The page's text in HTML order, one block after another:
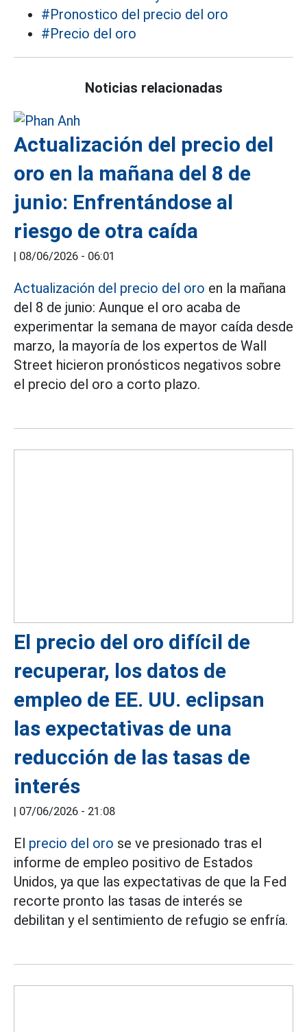
#Pronostico del precio del oro
#Precio del oro
Noticias relacionadas
Actualización del precio del
oro en la mañana del 8 de
junio: Enfrentándose al
riesgo de otra caída
| 08/06/2026 - 06:01
Actualización del precio del oro en la mañana
del 8 de junio: Aunque el oro acaba de
experimentar la semana de mayor caída desde
marzo, la mayoría de los expertos de Wall
Street hicieron pronósticos negativos sobre
el precio del oro a corto plazo.
El precio del oro difícil de
recuperar, los datos de
empleo de EE. UU. eclipsan
las expectativas de una
reducción de las tasas de
interés
| 07/06/2026 - 21:08
El precio del oro se ve presionado tras el
informe de empleo positivo de Estados
Unidos, ya que las expectativas de que la Fed
recorte pronto las tasas de interés se
debilitan y el sentimiento de refugio se enfría.